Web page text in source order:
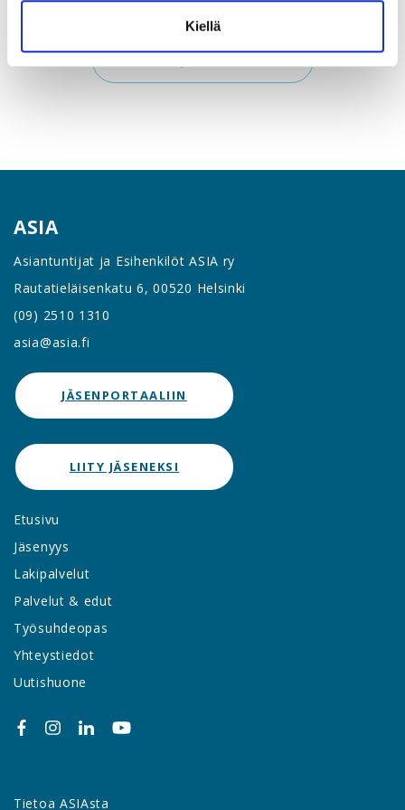
Kiellä
ASIA
Asiantuntijat ja Esihenkilöt ASIA ry
Rautatieläisenkatu 6, 00520 Helsinki
(09) 2510 1310
asia@asia.fi
JÄSENPORTAALIIN
LIITY JÄSENEKSI
Etusivu
Jäsenyys
Lakipalvelut
Palvelut & edut
Työsuhdeopas
Yhteystiedot
Uutishuone
Tietoa ASIAsta